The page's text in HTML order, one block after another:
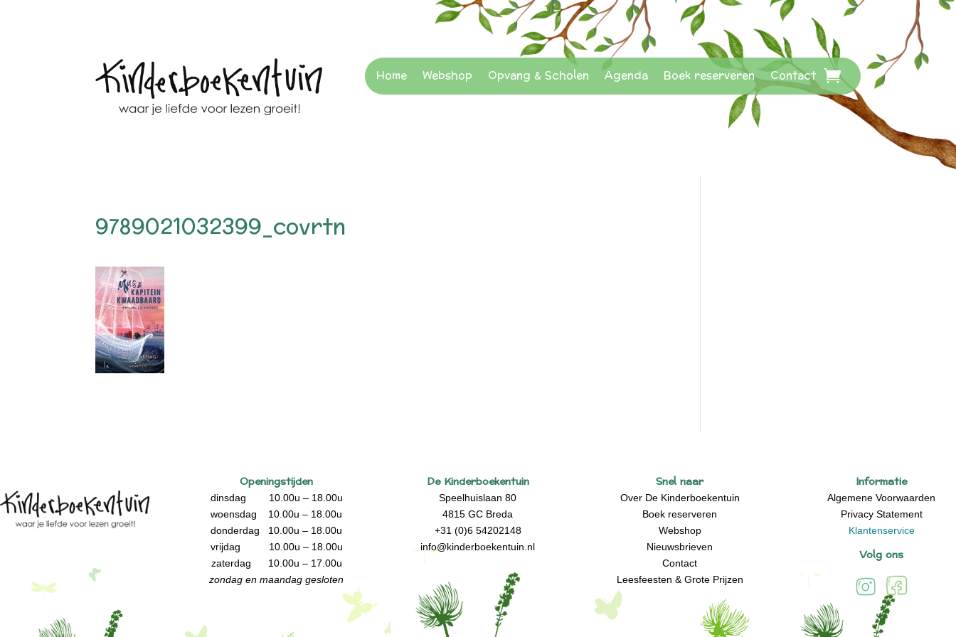
Home Webshop Opvang & Scholen Agenda Boek reserveren Contact
9789021032399_covrtn
Openingstijden
dinsdag 10.00u – 18.00u
woensdag 10.00u – 18.00u
donderdag 10.00u – 18.00u
vrijdag 10.00u – 18.00u
zaterdag 10.00u – 17.00u
zondag en maandag gesloten
De Kinderboekentuin
Speelhuislaan 80
4815 GC Breda
+31 (0)6 54202148
info@kinderboekentuin.nl
Snel naar
Over De Kinderboekentuin
Boek reserveren
Webshop
Nieuwsbrieven
Contact
Leesfeesten & Grote Prijzen
Informatie
Algemene Voorwaarden
Privacy Statement
Klantenservice
Volg ons